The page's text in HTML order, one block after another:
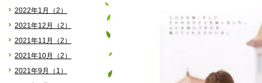
2022年1月（2）
2021年12月（2）
2021年11月（2）
2021年10月（2）
2021年9月（1）